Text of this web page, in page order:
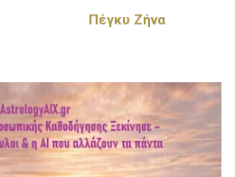
Πέγκυ Ζήνα